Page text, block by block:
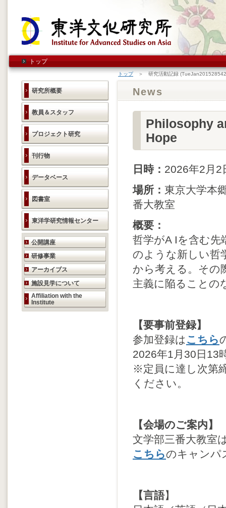
トップ
研究所概要
教員＆スタッフ
プロジェクト研究
刊行物
データベース
図書室
東洋学研究情報センター
研究活動のご案内
公開講座
研修事業
アーカイブス
施設見学について
Affiliation with the
Institute
トップ＞ 研究活動記録
News
Philosophy
Hope
日時： 2026年2月2
場所： 東京大学本
番大教室
概要：
哲学がA Iを含む先
のような新しい哲
から考える。その
主義に陥ることの
【要事前登録】
参加登録は こちら
2026年1月30日13
※定員に達し次第
ください。
【会場のご案内】
文学部三番大教室
こちらのキャンパ
【言語】